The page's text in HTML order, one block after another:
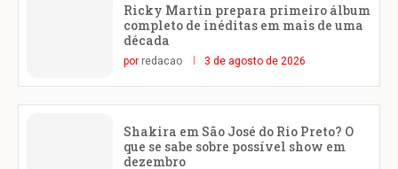
Ricky Martin prepara primeiro álbum
completo de inéditas em mais de uma
década
por redacao 3 de agosto de 2026
Shakira em São José do Rio Preto? O
que se sabe sobre possível show em
dezembro